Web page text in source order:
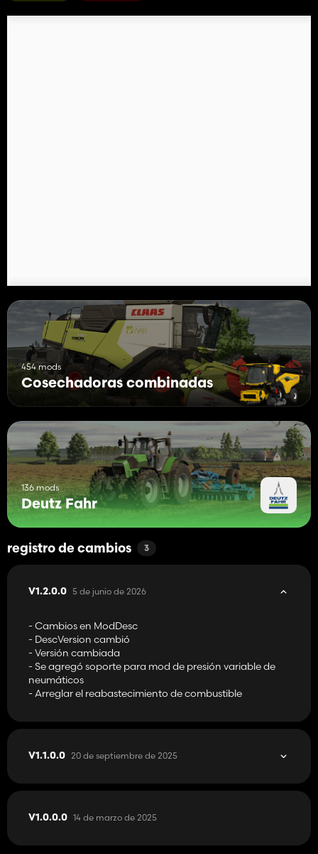
454 mods
Cosechadoras combinadas
136 mods
Deutz Fahr
registro de cambios 3
V1.2.0.0 5 de junio de 2026
- Cambios en ModDesc
- DescVersion cambió
- Versión cambiada
- Se agregó soporte para mod de presión variable de
neumáticos
- Arreglar el reabastecimiento de combustible
V1.1.0.0 20 de septiembre de 2025
V1.0.0.0 14 de marzo de 2025